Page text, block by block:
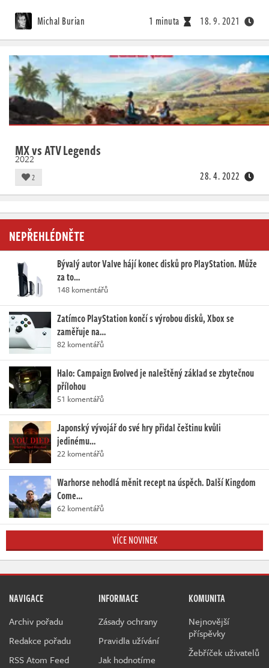
Michal Burian 1 minuta 18. 9. 2021
MX vs ATV Legends
2022
2 28. 4. 2022
NEPŘEHLÉDNĚTE
Bývalý autor Valve hájí konec disků pro PlayStation. Může
za to…
148 komentářů
Zatímco PlayStation končí s výrobou disků, Xbox se
zaměřuje na…
82 komentářů
Halo: Campaign Evolved je naleštěný základ se zbytečnou
přílohou
51 komentářů
Japonský vývojář do své hry přidal češtinu kvůli
jedinému…
22 komentářů
Warhorse nehodlá měnit recept na úspěch. Další Kingdom
Come…
62 komentářů
VÍCE NOVINEK
NAVIGACE
Archiv pořadu
Redakce pořadu
RSS Atom Feed
INFORMACE
Zásady ochrany
Pravidla užívání
Jak hodnotíme
KOMUNITA
Nejnovější
příspěvky
Žebříček uživatelů